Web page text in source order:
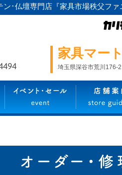
･仏壇専門店『家具市場秩父フ
家具マー
埼玉県深谷市荒川176-2